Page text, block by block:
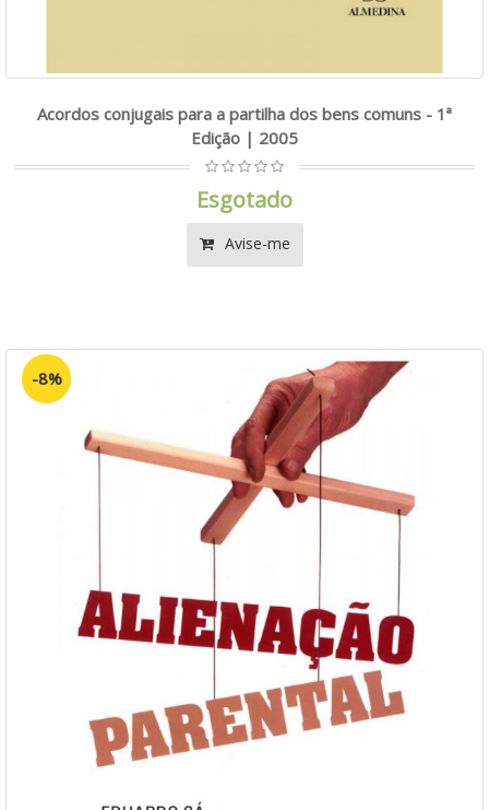
Acordos conjugais para a partilha dos bens comuns - 1ª
Edição | 2005
Esgotado
Avise-me
-8%